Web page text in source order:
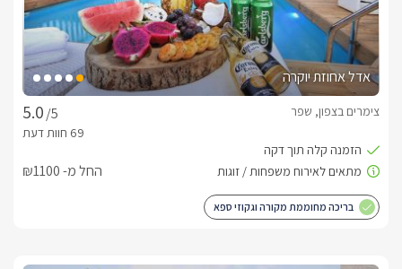
אדל אחוזת יוקרה
/5
צימרים בצפון, שפר
החל מ- ₪1100
בריכה מחוממת מקורה וגקוזי ספא